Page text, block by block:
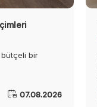
bir
07.08.2026